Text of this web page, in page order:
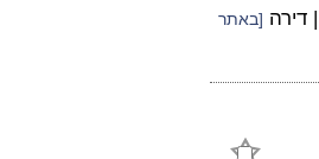
| דירה [באתר